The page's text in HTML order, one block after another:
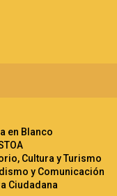
en Blanco
Cultura y Turismo
y Comunicación
Ciudadana